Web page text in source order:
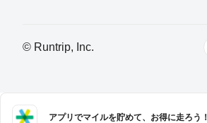
© Runtrip, Inc.
アプリでマイルを貯めて、お得に走ろう！